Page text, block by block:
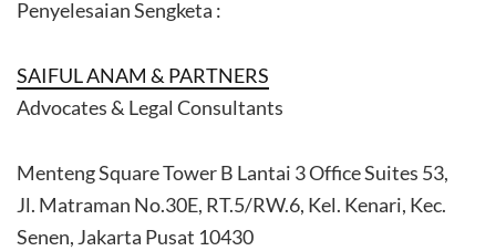
Penyelesaian Sengketa :
SAIFUL ANAM & PARTNERS
Advocates & Legal Consultants
Menteng Square Tower B Lantai 3 Office Suites 53,
Jl. Matraman No.30E, RT.5/RW.6, Kel. Kenari, Kec.
Senen, Jakarta Pusat 10430